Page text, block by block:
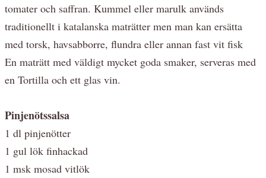
tomater och saffran. Kummel eller marulk används
traditionellt i katalanska maträtter men man kan ersätta
med torsk, havsabborre, flundra eller annan fast vit fisk
En maträtt med väldigt mycket goda smaker, serveras med
en Tortilla och ett glas vin.
Pinjenötssalsa
1 dl pinjenötter
1 gul lök finhackad
1 msk mosad vitlök